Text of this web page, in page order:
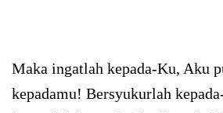
Maka ingatlah kepada-Ku, Aku
kepadamu! Bersyukurlah